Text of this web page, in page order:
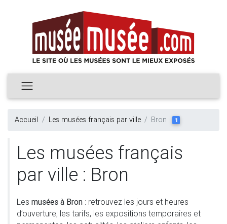
Accueil Les musées français par ville Bron 1
Les musées français
par ville : Bron
Les musées à Bron: retrouvez les jours et heures
d’ouverture, les tarifs, les expositions temporaires et